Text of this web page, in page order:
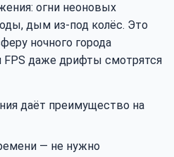
огни неоновых
дым из-под колёс. Это
ночного города
даже дрифты смотрятся
даёт преимущество на
— не нужно